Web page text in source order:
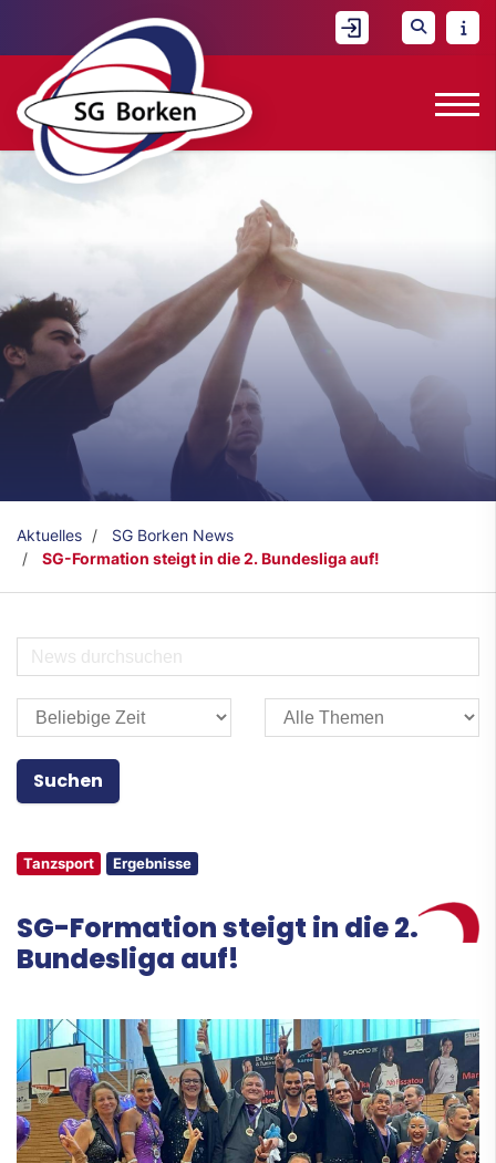
Aktuelles
SG Borken News
SG-Formation steigt in die 2. Bundesliga auf!
Tanzsport Ergebnisse
SG-Formation steigt in die 2.
Bundesliga auf!